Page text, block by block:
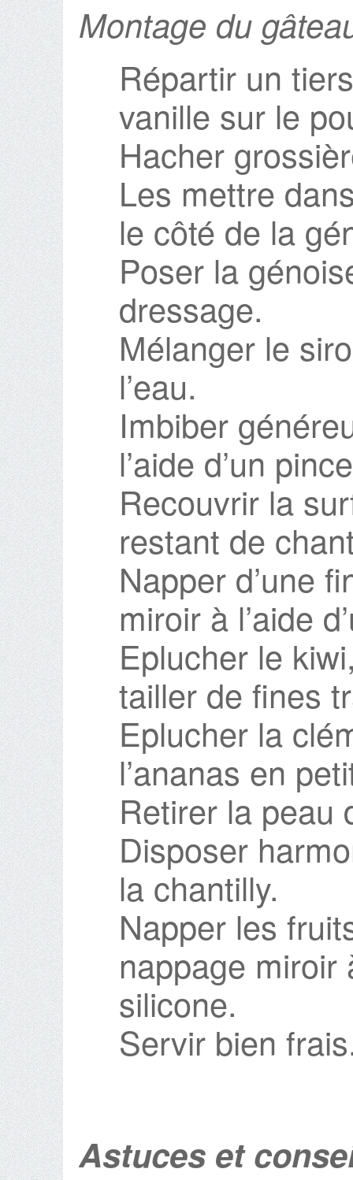
Montage du
Répartir un
vanille sur le
Hacher
Les mettre
le côté de la
Poser la
dressage.
Mélanger le
l’eau.
Imbiber
l’aide d’un
Recouvrir la
restant de
Napper d’une
miroir à l’aide
Eplucher le
tailler de fines
Eplucher la
l’ananas en
Retirer la peau
Disposer
la chantilly.
Napper les
nappage miroir
silicone.
Servir bien
Astuces et